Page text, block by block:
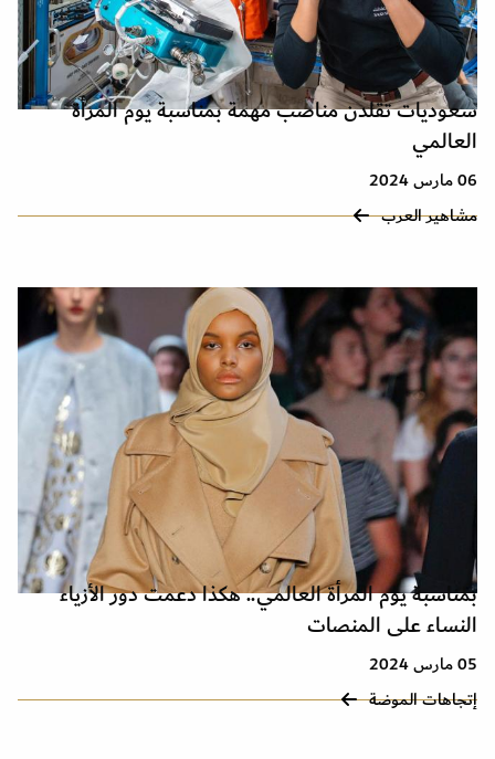
سعوديات تقلدن مناصب مهمة بمناسبة يوم المرأة
العالمي
06 مارس 2024
مشاهير العرب
بمناسبة يوم المرأة العالمي.. هكذا دعمت دور الأزياء
النساء على المنصات
05 مارس 2024
إتجاهات الموضة